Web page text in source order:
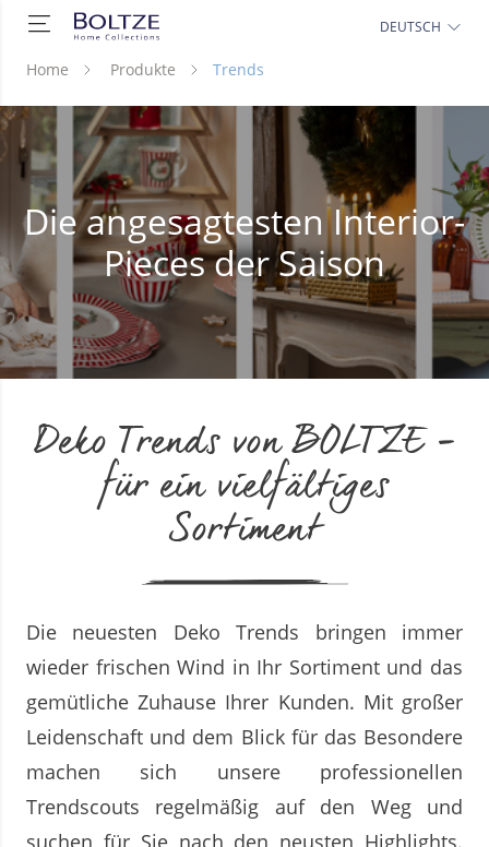
DEUTSCH
Home Produkte Trends
Die angesagtesten Interior-
Pieces der Saison
Deko Trends von BOLTZE –
für ein vielfältiges
Sortiment
Die neuesten Deko Trends bringen immer
wieder frischen Wind in Ihr Sortiment und das
gemütliche Zuhause Ihrer Kunden. Mit großer
Leidenschaft und dem Blick für das Besondere
machen sich unsere professionellen
Trendscouts regelmäßig auf den Weg und
suchen für Sie nach den neusten Highlights.